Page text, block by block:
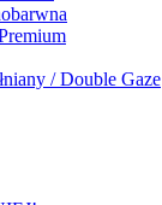
/ Double Gaze